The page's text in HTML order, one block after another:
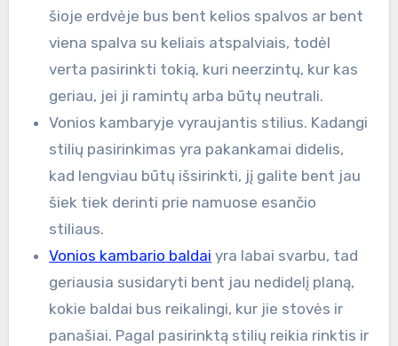
šioje erdvėje bus bent kelios spalvos ar bent
viena spalva su keliais atspalviais, todėl
verta pasirinkti tokią, kuri neerzintų, kur kas
geriau, jei ji ramintų arba būtų neutrali.
Vonios kambaryje vyraujantis stilius. Kadangi
stilių pasirinkimas yra pakankamai didelis,
kad lengviau būtų išsirinkti, jį galite bent jau
šiek tiek derinti prie namuose esančio
stiliaus.
Vonios kambario baldai yra labai svarbu, tad
geriausia susidaryti bent jau nedidelį planą,
kokie baldai bus reikalingi, kur jie stovės ir
panašiai. Pagal pasirinktą stilių reikia rinktis ir